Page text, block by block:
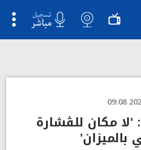
'لا مكان للڤشارة